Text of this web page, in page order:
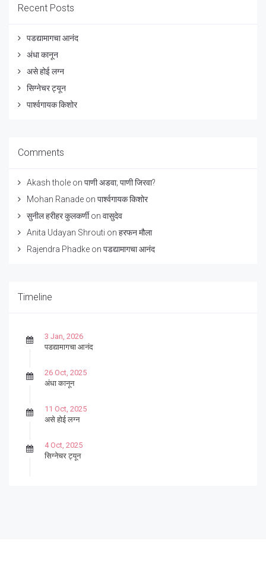
Recent Posts
पडद्यामागचा आनंद
अंधा कानून
असे होई लग्न
सिग्नेचर ट्यून
पार्श्वगायक किशोर
Comments
Akash thole on पाणी अडवा; पाणी जिरवा?
Mohan Ranade on पार्श्वगायक किशोर
सुनील हरीहर कुलकर्णीon वासुदेव
Anita Udayan Shrouti on हरफन मौला
Rajendra Phadke on पडद्यामागचा आनंद
Timeline
3 Jan, 2026
पडद्यामागचा आनंद
26 Oct, 2025
अंधा कानून
11 Oct, 2025
असे होई लग्न
4 Oct, 2025
सिग्नेचर ट्यून